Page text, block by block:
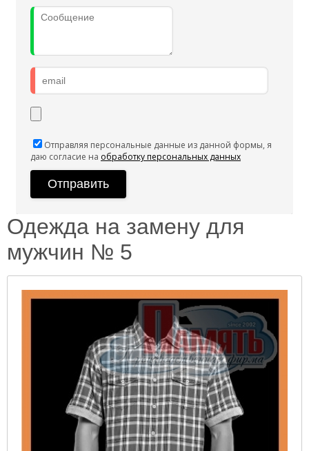
Отправляя персональные данные из данной формы, я
даю согласие на обработку персональных данных
Одежда на замену для
мужчин № 5